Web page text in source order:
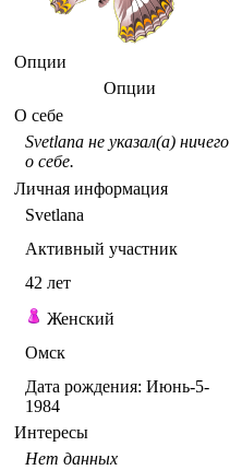
Опции
Опции
О себе
Svetlana не указал(а) ничего
о себе.
Личная информация
Svetlana
Активный участник
42 лет
Женский
Омск
Дата рождения: Июнь-5-
1984
Интересы
Нет данных